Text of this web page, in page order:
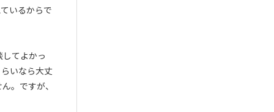
いるからで
てよかっ
いなら大丈
。ですが、